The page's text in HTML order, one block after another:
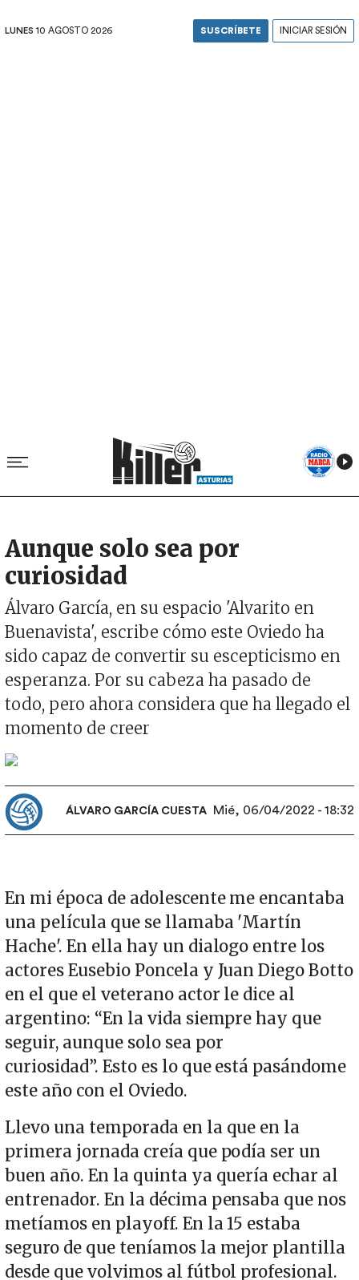
LUNES 10 AGOSTO 2026 SUSCRÍBETE INICIAR SESIÓN
Aunque solo sea por
curiosidad
Álvaro García, en su espacio 'Alvarito en
Buenavista', escribe cómo este Oviedo ha
sido capaz de convertir su escepticismo en
esperanza. Por su cabeza ha pasado de
todo, pero ahora considera que ha llegado el
momento de creer
Imagen
ÁLVARO GARCÍA CUESTA Mié, 06/04/2022 - 18:32
En mi época de adolescente me encantaba
una película que se llamaba 'Martín
Hache'. En ella hay un dialogo entre los
actores Eusebio Poncela y Juan Diego Botto
en el que el veterano actor le dice al
argentino: “En la vida siempre hay que
seguir, aunque solo sea por
curiosidad”. Esto es lo que está pasándome
este año con el Oviedo.
Llevo una temporada en la que en la
primera jornada creía que podía ser un
buen año. En la quinta ya quería echar al
entrenador. En la décima pensaba que nos
metíamos en playoff. En la 15 estaba
seguro de que teníamos la mejor plantilla
desde que volvimos al fútbol profesional.